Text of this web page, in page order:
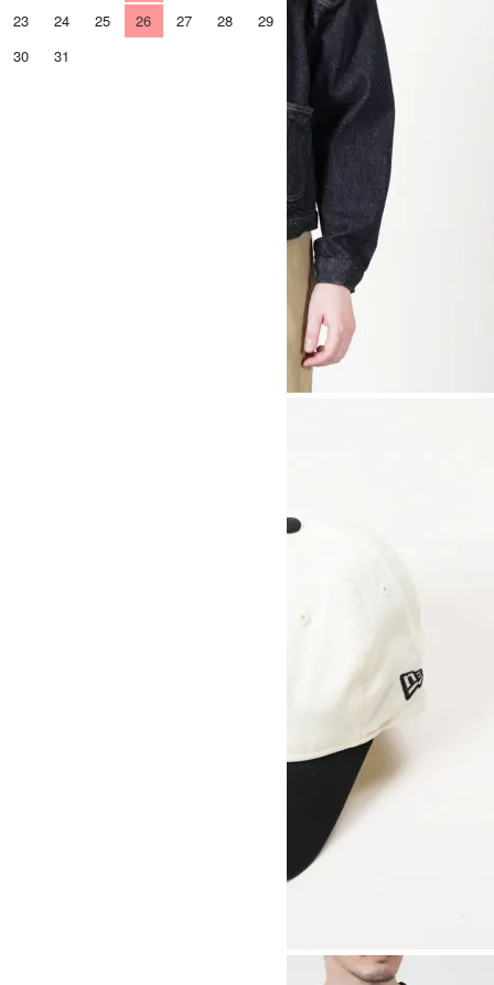
23
24 25 26 27 28
29
30
31